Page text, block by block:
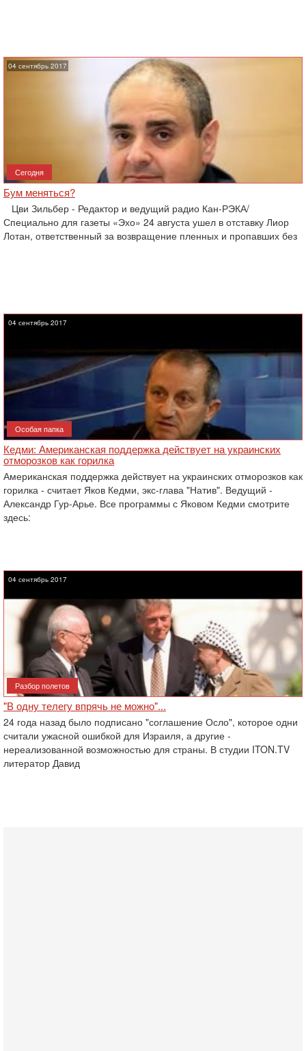
04 сентябрь 2017
Сегодня
Бум меняться?
Цви Зильбер - Редактор и ведущий радио Кан-РЭКА/
Специально для газеты «Эхо» 24 августа ушел в отставку Лиор
Лотан, ответственный за возвращение пленных и пропавших без
04 сентябрь 2017
Особая папка
Кедми: Американская поддержка действует на украинских
отморозков как горилка
Американская поддержка действует на украинских отморозков как
горилка - считает Яков Кедми, экс-глава "Натив". Ведущий -
Александр Гур-Арье. Все программы с Яковом Кедми смотрите
здесь:
04 сентябрь 2017
Разбор полетов
"В одну телегу впрячь не можно"...
‎24 года назад было подписано "соглашение Осло", которое одни
считали ужасной ошибкой для ‎Израиля, а другие -
нереализованной возможностью для страны. В студии ITON.TV
литератор Давид